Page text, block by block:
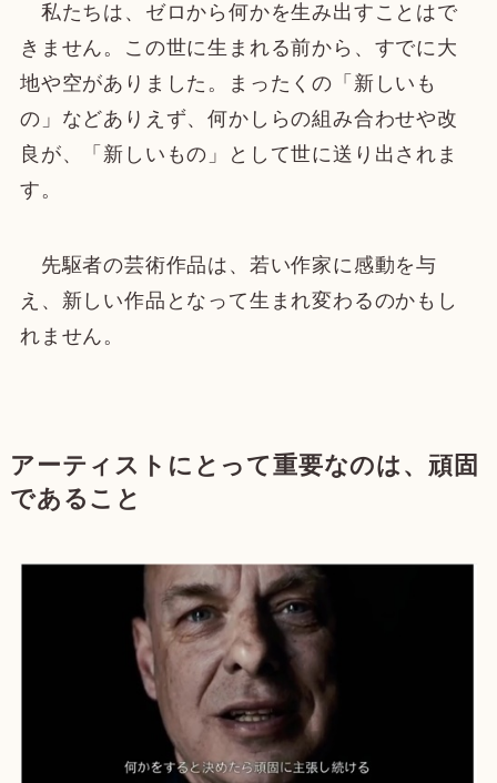
私たちは、ゼロから何かを生み出すことはで
きません。この世に生まれる前から、すでに大
地や空がありました。まったくの「新しいも
の」などありえず、何かしらの組み合わせや改
良が、「新しいもの」として世に送り出されま
す。
先駆者の芸術作品は、若い作家に感動を与
え、新しい作品となって生まれ変わるのかもし
れません。
アーティストにとって重要なのは、頑固
であること